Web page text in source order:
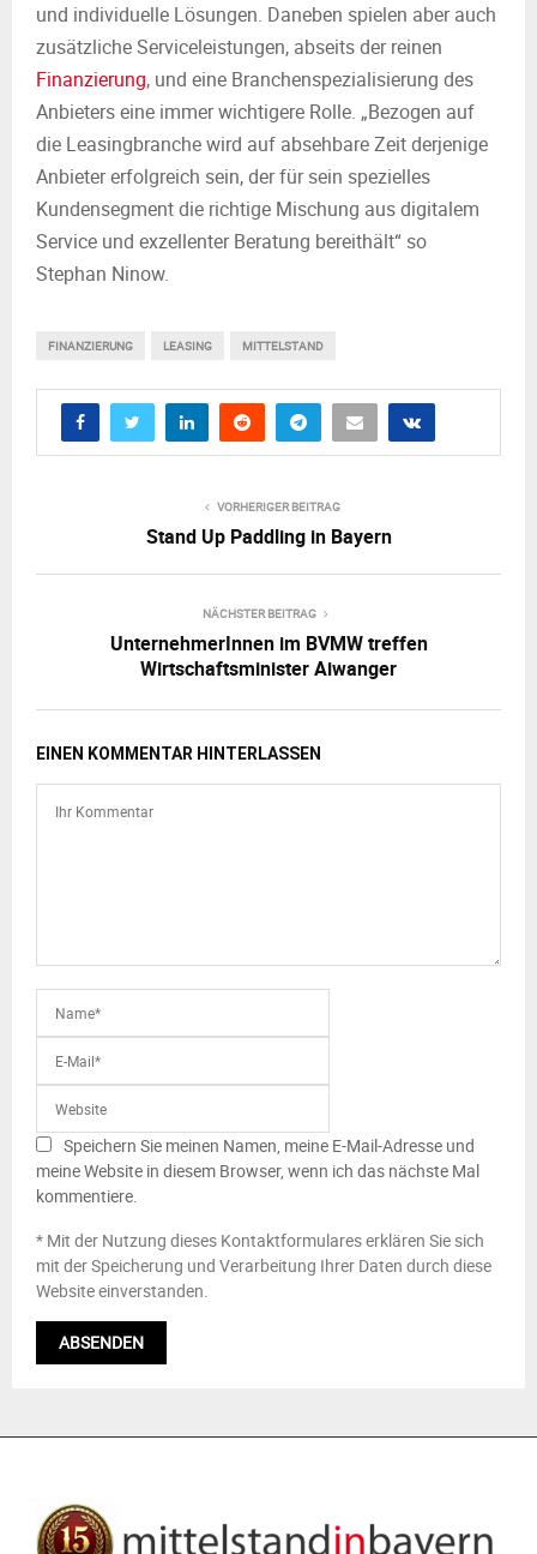
und individuelle Lösungen. Daneben spielen aber auch
zusätzliche Serviceleistungen, abseits der reinen
Finanzierung, und eine Branchenspezialisierung des
Anbieters eine immer wichtigere Rolle. „Bezogen auf
die Leasingbranche wird auf absehbare Zeit derjenige
Anbieter erfolgreich sein, der für sein spezielles
Kundensegment die richtige Mischung aus digitalem
Service und exzellenter Beratung bereithält“ so
Stephan Ninow.
FINANZIERUNG LEASING MITTELSTAND
VORHERIGER BEITRAG
Stand Up Paddling in Bayern
NÄCHSTER BEITRAG
UnternehmerInnen im BVMW treffen
Wirtschaftsminister Aiwanger
EINEN KOMMENTAR HINTERLASSEN
Speichern Sie meinen Namen, meine E-Mail-Adresse und
meine Website in diesem Browser, wenn ich das nächste Mal
kommentiere.
* Mit der Nutzung dieses Kontaktformulares erklären Sie sich
mit der Speicherung und Verarbeitung Ihrer Daten durch diese
Website einverstanden.